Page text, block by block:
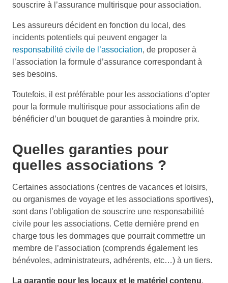
souscrire à l’assurance multirisque pour association.
Les assureurs décident en fonction du local, des
incidents potentiels qui peuvent engager la
responsabilité civile de l’association, de proposer à
l’association la formule d’assurance correspondant à
ses besoins.
Toutefois, il est préférable pour les associations d’opter
pour la formule multirisque pour associations afin de
bénéficier d’un bouquet de garanties à moindre prix.
Quelles garanties pour
quelles associations ?
Certaines associations (centres de vacances et loisirs,
ou organismes de voyage et les associations sportives),
sont dans l’obligation de souscrire une responsabilité
civile pour les associations. Cette dernière prend en
charge tous les dommages que pourrait commettre un
membre de l’association (comprends également les
bénévoles, administrateurs, adhérents, etc…) à un tiers.
La garantie pour les locaux et le matériel contenu,